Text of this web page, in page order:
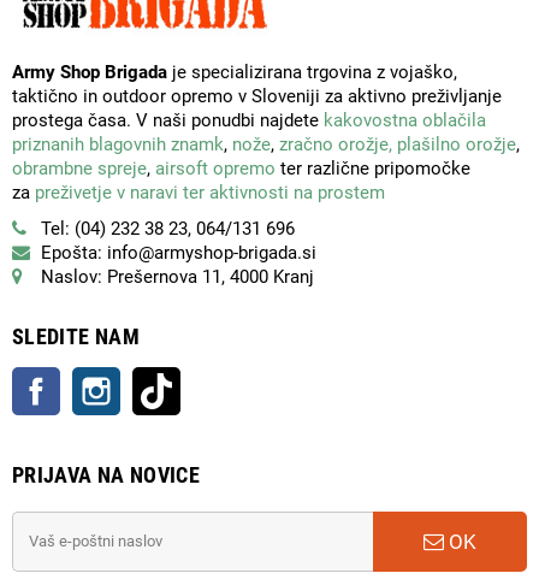
Army Shop Brigada je specializirana trgovina z vojaško,
taktično in outdoor opremo v Sloveniji za aktivno preživljanje
prostega časa. V naši ponudbi najdete kakovostna oblačila
priznanih blagovnih znamk, nože, zračno orožje, plašilno orožje,
obrambne spreje, airsoft opremo ter različne pripomočke
za preživetje v naravi ter aktivnosti na prostem
Tel: (04) 232 38 23, 064/131 696
Epošta: info@armyshop-brigada.si
Naslov: Prešernova 11, 4000 Kranj
SLEDITE NAM
FacebookInstagram
PRIJAVA NA NOVICE
OK